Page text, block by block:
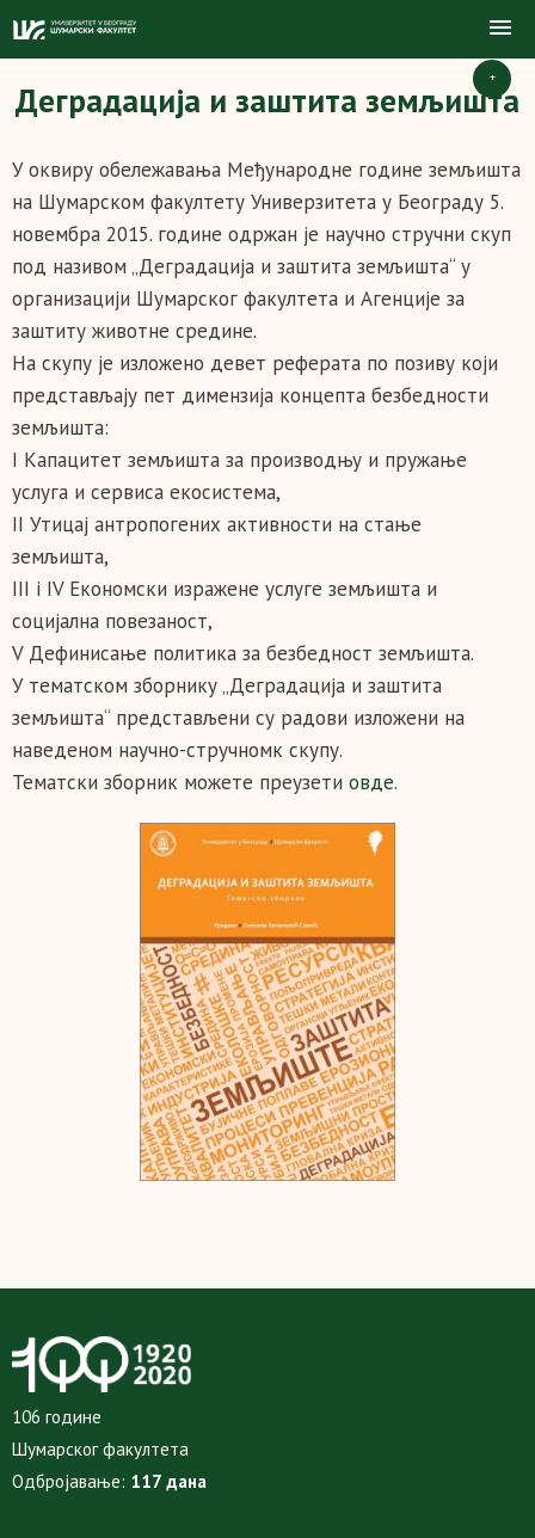
+
Деградација и заштита земљишта
У оквиру обележавања Међународне године земљишта
на Шумарском факултету Универзитета у Београду 5.
новембра 2015. године одржан је научно стручни скуп
под називом „Деградација и заштита земљишта“ у
организацији Шумарског факултета и Агенције за
заштиту животне средине.
На скупу је изложено девет реферата по позиву који
представљају пет димензија концепта безбедности
земљишта:
I Капацитет земљишта за производњу и пружање
услуга и сервиса екосистема,
II Утицај антропогених активности на стање
земљишта,
III i IV Економски изражене услуге земљишта и
социјална повезаност,
V Дефинисање политика за безбедност земљишта.
У тематском зборнику „Деградација и заштита
земљишта“ представљени су радови изложени на
наведеном научно-стручномк скупу.
Тематски зборник можете преузети овде.
106 године
Шумарског факултета
Одбројавање: 117 дана